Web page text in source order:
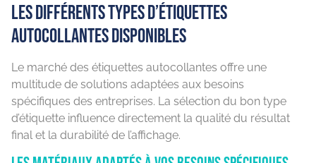
Les différents types d’étiquettes
autocollantes disponibles
Le marché des étiquettes autocollantes offre une
multitude de solutions adaptées aux besoins
spécifiques des entreprises. La sélection du bon type
d’étiquette influence directement la qualité du résultat
final et la durabilité de l’affichage.